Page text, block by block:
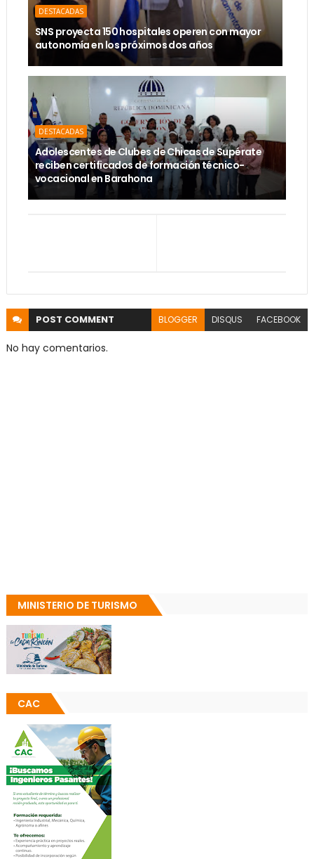
DESTACADAS
SNS proyecta 150 hospitales operen con mayor
autonomía en los próximos dos años
DESTACADAS
Adolescentes de Clubes de Chicas de Supérate
reciben certificados de formación técnico-
vocacional en Barahona
POST COMMENT BLOGGER DISQUS FACEBOOK
No hay comentarios.
MINISTERIO DE TURISMO
CAC